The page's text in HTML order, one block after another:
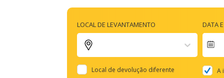
LOCAL DE LEVANTAMENTO
Local de devolução diferente
DATA
to
A